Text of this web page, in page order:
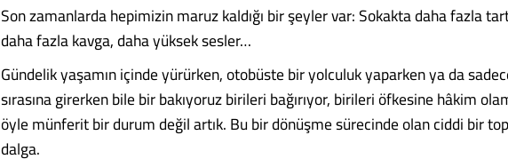
Son zamanlarda hepimizin maruz kaldığı bir şeyler var: Sokakta daha fazla
daha fazla kavga, daha yüksek sesler…
Gündelik yaşamın içinde yürürken, otobüste bir yolculuk yaparken ya da
sırasına girerken bile bir bakıyoruz birileri bağırıyor, birileri öfkesine hâkim
öyle münferit bir durum değil artık. Bu bir dönüşme sürecinde olan ciddi bir
dalga.